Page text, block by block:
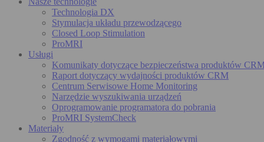
Technologia DX
Stymulacja układu przewodzącego
Closed Loop Stimulation
ProMRI
Usługi
Komunikaty dotyczące bezpieczeństwa produktów
Raport dotyczący wydajności produktów CRM
Centrum Serwisowe Home Monitoring
Narzędzie wyszukiwania urządzeń
Oprogramowanie programatora do pobrania
ProMRI SystemCheck
Materiały
Zgodność z wymogami materiałowymi